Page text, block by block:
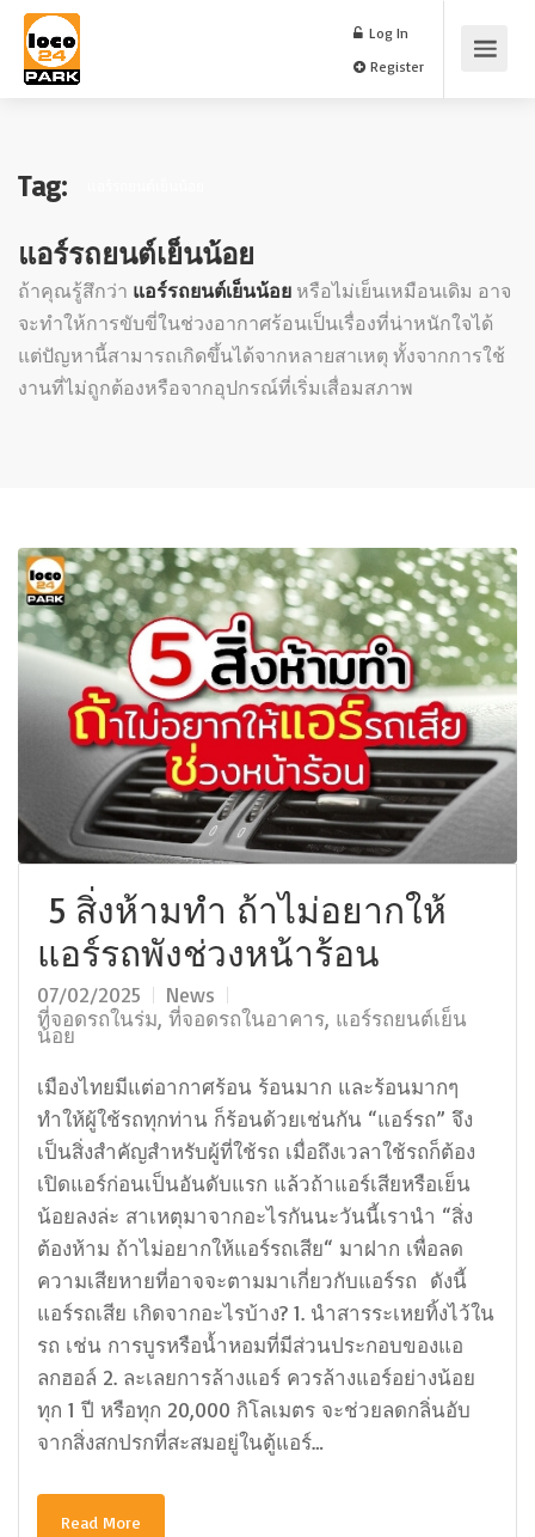
Log In
Tag:
แอร์รถยนต์เย็นน้อย
ถ้าคุณรู้สึกว่า แอร์รถยนต์เย็นน้อย หรือไม่เย็นเหมือนเดิม อาจ
จะทำให้การขับขี่ในช่วงอากาศร้อนเป็นเรื่องที่น่าหนักใจได้
แต่ปัญหานี้สามารถเกิดขึ้นได้จากหลายสาเหตุ ทั้งจากการใช้
งานที่ไม่ถูกต้องหรือจากอุปกรณ์ที่เริ่มเสื่อมสภาพ
5 สิ่งห้ามทำ ถ้าไม่อยากให้
แอร์รถพังช่วงหน้าร้อน
07/02/2025
News
ที่จอดรถในร่ม, ที่จอดรถในอาคาร, แอร์รถยนต์เย็น
น้อย
เมืองไทยมีแต่อากาศร้อน ร้อนมาก และร้อนมากๆ
ทำให้ผู้ใช้รถทุกท่าน ก็ร้อนด้วยเช่นกัน “แอร์รถ” จึง
เป็นสิ่งสำคัญสำหรับผู้ที่ใช้รถ เมื่อถึงเวลาใช้รถก็ต้อง
เปิดแอร์ก่อนเป็นอันดับแรก แล้วถ้าแอร์เสียหรือเย็น
น้อยลงล่ะ สาเหตุมาจากอะไรกันนะวันนี้เรานำ “สิ่ง
ต้องห้าม ถ้าไม่อยากให้แอร์รถเสีย“ มาฝาก เพื่อลด
ความเสียหายที่อาจจะตามมาเกี่ยวกับแอร์รถ ดังนี้
แอร์รถเสีย เกิดจากอะไรบ้าง? 1. นำสารระเหยทิ้งไว้ใน
รถ เช่น การบูรหรือน้ำหอมที่มีส่วนประกอบของแอ
ลกฮอล์ 2. ละเลยการล้างแอร์ ควรล้างแอร์อย่างน้อย
ทุก 1 ปี หรือทุก 20,000 กิโลเมตร จะช่วยลดกลิ่นอับ
จากสิ่งสกปรกที่สะสมอยู่ในตู้แอร์…
Read More